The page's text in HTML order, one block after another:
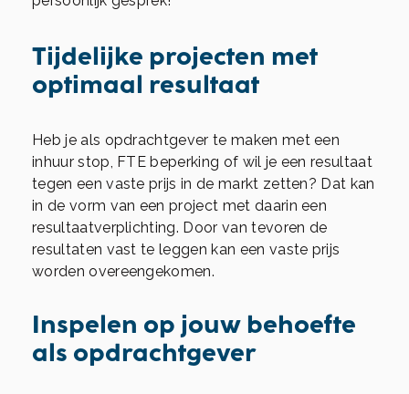
Tijdelijke projecten met
optimaal resultaat
Heb je als opdrachtgever te maken met een
inhuur stop, FTE beperking of wil je een resultaat
tegen een vaste prijs in de markt zetten? Dat kan
in de vorm van een project met daarin een
resultaatverplichting. Door van tevoren de
resultaten vast te leggen kan een vaste prijs
worden overeengekomen.
Inspelen op jouw behoefte
als opdrachtgever